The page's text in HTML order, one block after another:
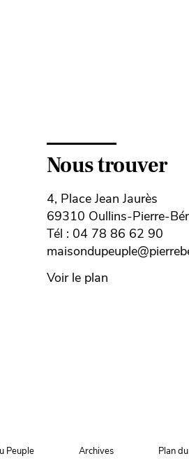
Nous trouver
4, Place Jean Jaurès
69310 Oullins-Pierre-
Tél : 04 78 86 62 90
Voir le plan
Peuple Archives Plan